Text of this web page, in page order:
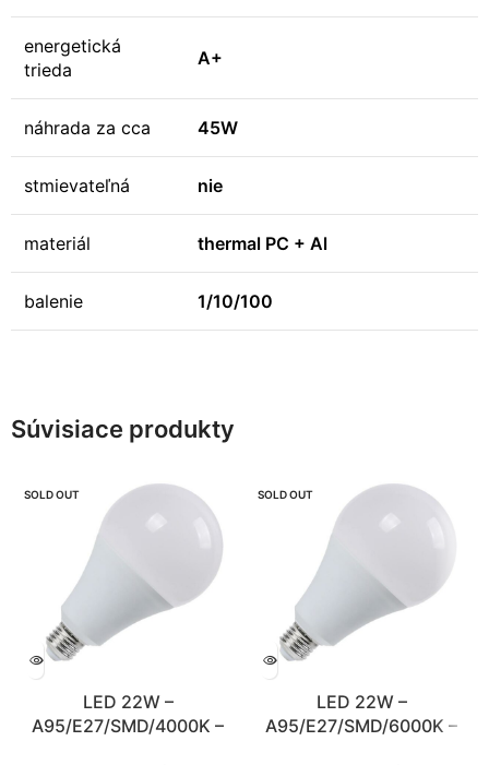
energetická
trieda
A+
náhrada za cca 45W
stmievateľná nie
materiál thermal PC + Al
balenie 1/10/100
Súvisiace produkty
SOLD OUT
LED 22W –
A95/E27/SMD/4000K –
SOLD OUT
LED 22W –
A95/E27/SMD/6000K –